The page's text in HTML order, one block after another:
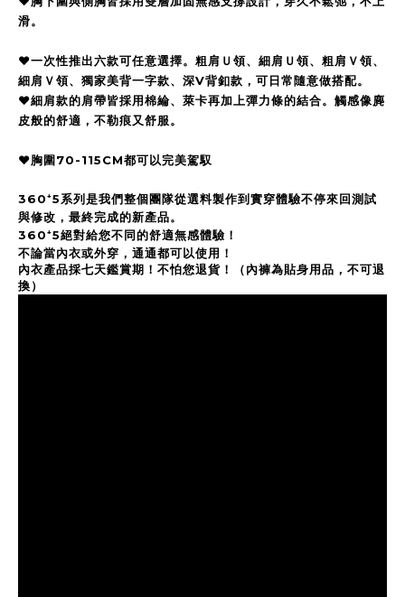
滑。
❤️一次性推出六款可任意選擇。粗肩Ｕ領、細肩Ｕ領、粗肩Ｖ領、
細肩Ｖ領、獨家美背一字款、深V背釦款，可日常隨意做搭配。
❤️細肩款的肩帶皆採用棉綸、萊卡再加上彈力條的結合。觸感像麂
皮般的舒適，不勒痕又舒服。
❤️胸圍70-115CM都可以完美駕馭
360⁺5系列是我們整個團隊從選料製作到實穿體驗不停來回測試
與修改，最終完成的新產品。
360⁺5絕對給您不同的舒適無感體驗！
不論當內衣或外穿，通通都可以使用！
內衣產品採七天鑑賞期！不怕您退貨！（內褲為貼身用品，不可退
換）